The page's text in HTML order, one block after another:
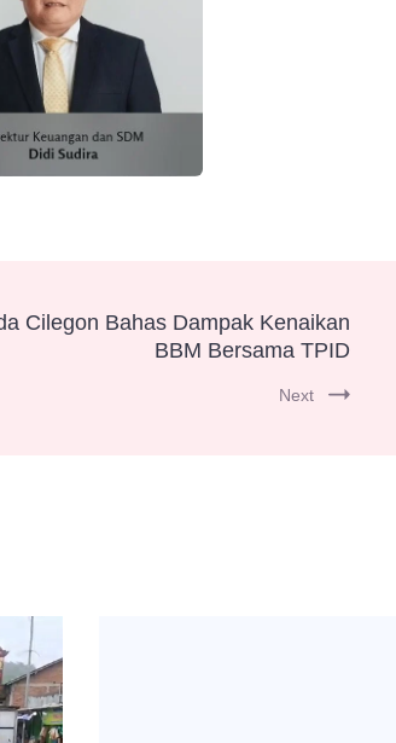
Cilegon Bahas Dampak Kenaikan
BBM Bersama TPID
Next